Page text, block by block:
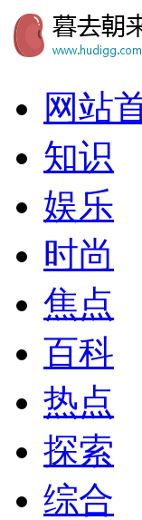
网站
知识
娱乐
时尚
焦点
百科
热点
探索
综合